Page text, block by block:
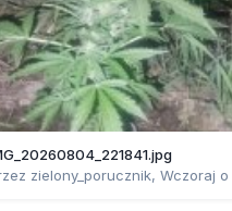
zielony_porucznik, Wczoraj o